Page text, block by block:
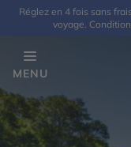
Réglez en 4 fois sans
voyage.
MENU